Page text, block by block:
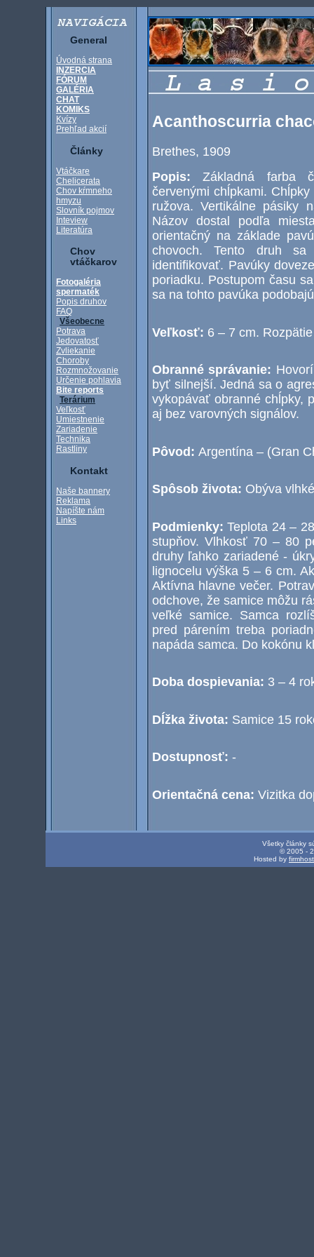
General
Úvodná strana
INZERCIA
FÓRUM
GALÉRIA
CHAT
KOMIKS
Kvízy
Prehľad akcií
Články
Vtáčkare
Chelicerata
Chov kŕmneho
hmyzu
Slovník pojmov
Inteview
Literatúra
Chov
vtáčkarov
Fotogaléria
spermaték
Popis druhov
FAQ
Všeobecne
Potrava
Jedovatosť
Zvliekanie
Choroby
Rozmnožovanie
Určenie pohlavia
Bite reports
Terárium
Veľkosť
Umiestnenie
Zariadenie
Technika
Rastliny
Kontakt
Naše bannery
Reklama
Napíšte nám
Links
Acanthoscurria
Brethes, 1909
Popis:Základná farba
červenými chĺpkami.
ružova. Vertikálne pásiky
Názov dostal podľa
orientačný na základe
chovoch. Tento druh
identifikovať. Pavúky
poriadku. Postupom času
sa na tohto pavúka
Veľkosť: 6 – 7 cm.
Obranné správanie:
byť silnejší. Jedná sa o
vykopávať obranné chĺpky,
aj bez varovných signálov.
Pôvod: Argentína – (Gran
Spôsob života: Obýva
Podmienky:Teplota 24 –
stupňov. Vlhkosť 70 – 80
druhy ľahko zariadené -
lignocelu výška 5 – 6 cm.
Aktívna hlavne večer.
odchove, že samice môžu
veľké samice. Samca
pred párením treba
napáda samca. Do kokónu
Doba dospievania: 3 – 4
Dĺžka života: Samice 15
Dostupnosť: -
Orientačná cena: Vizitka
Všetky články
© 2005 -
Hosted by